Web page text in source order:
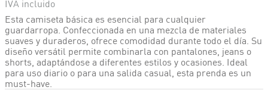
Esta camiseta básica es esencial para cualquier
guardarropa. Confeccionada en una mezcla de materiales
suaves y duraderos, ofrece comodidad durante todo el día. Su
diseño versátil permite combinarla con pantalones, jeans o
shorts, adaptándose a diferentes estilos y ocasiones. Ideal
para uso diario o para una salida casual, esta prenda es un
must-have.